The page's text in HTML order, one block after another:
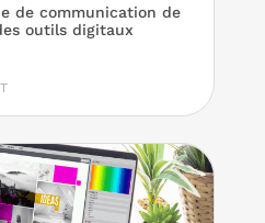
de communication de
outils digitaux